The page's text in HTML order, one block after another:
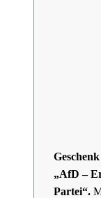
„AfD –
Partei“.